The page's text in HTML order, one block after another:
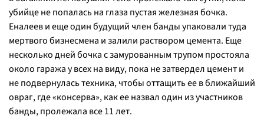
убийце не попалась на глаза пустая железная бочка.
Еналеев и еще один будущий член банды упаковали туда
мертвого бизнесмена и залили раствором цемента. Еще
несколько дней бочка с замурованным трупом простояла
около гаража у всех на виду, пока не затвердел цемент и
не подвернулась техника, чтобы оттащить ее в ближайший
овраг, где «консерва», как ее назвал один из участников
банды, пролежала все 11 лет.